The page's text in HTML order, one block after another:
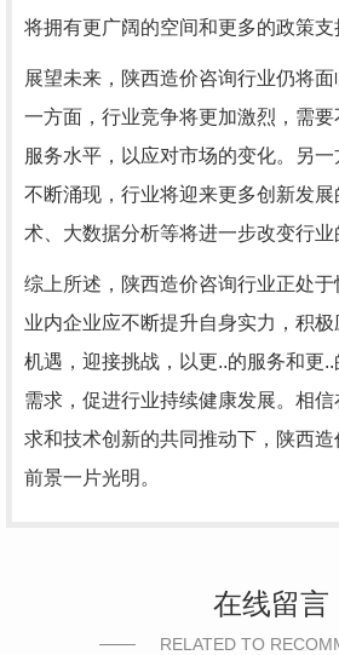
将拥有更广阔的空间和更多的政策支
展望未来，陕西造价咨询行业仍将面
一方面，行业竞争将更加激烈，需
服务水平，以应对市场的变化。另
不断涌现，行业将迎来更多创新发
术、大数据分析等将进一步改变行业
综上所述，陕西造价咨询行业正处
业内企业应不断提升自身实力，积
机遇，迎接挑战，以更..的服务和更
需求，促进行业持续健康发展。相
求和技术创新的共同推动下，陕西
前景一片光明。
在线留言
RELATED TO